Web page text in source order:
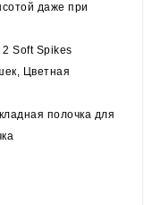
даже при
2 Soft Spikes
Цветная
полочка для